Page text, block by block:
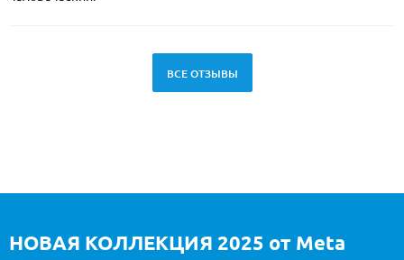
ВСЕ ОТЗЫВЫ
НОВАЯ КОЛЛЕКЦИЯ 2025 от Meta